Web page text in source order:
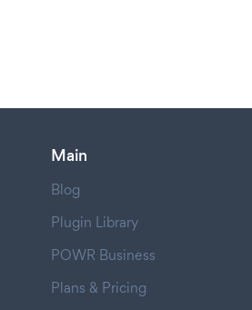
Main
Blog
Plugin Library
POWR Business
Plans & Pricing